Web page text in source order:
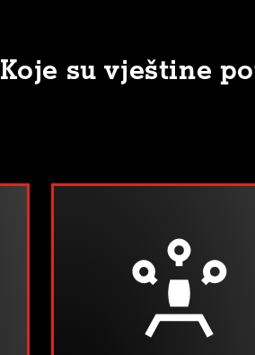
Koje su vještine